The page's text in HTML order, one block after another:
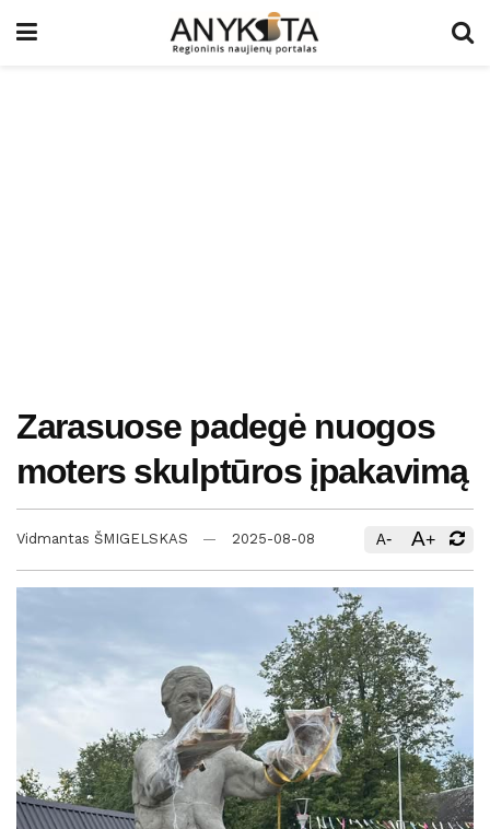
Zarasuose padegė nuogos
moters skulptūros įpakavimą
Vidmantas ŠMIGELSKAS 2025-08-08 A- A+